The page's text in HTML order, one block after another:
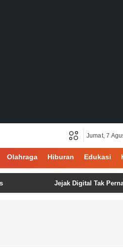
Jumat, 7
Olahraga Hiburan Edukasi
Jejak Digital Tak Pernah